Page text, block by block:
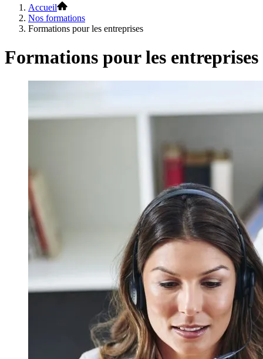
Accueil
Nos formations
Formations pour les entreprises
Formations pour les entreprises